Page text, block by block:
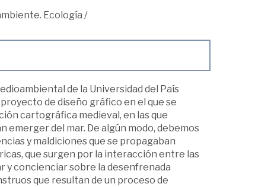
Ecología /
de la Universidad del País
de diseño gráfico en el que se
cartográfica medieval, en las que
del mar. De algún modo, debemos
y maldiciones que se propagaban
que surgen por la interacción entre las
y concienciar sobre la desenfrenada
que resultan de un proceso de